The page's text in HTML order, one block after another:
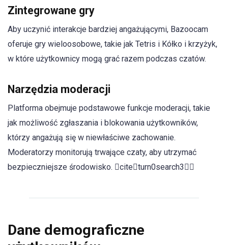
Zintegrowane gry
Aby uczynić interakcje bardziej angażującymi, Bazoocam
oferuje gry wieloosobowe, takie jak Tetris i Kółko i krzyżyk,
w które użytkownicy mogą grać razem podczas czatów.
Narzędzia moderacji
Platforma obejmuje podstawowe funkcje moderacji, takie
jak możliwość zgłaszania i blokowania użytkowników,
którzy angażują się w niewłaściwe zachowanie.
Moderatorzy monitorują trwające czaty, aby utrzymać
bezpieczniejsze środowisko. citeturn0search3
Dane demograficzne